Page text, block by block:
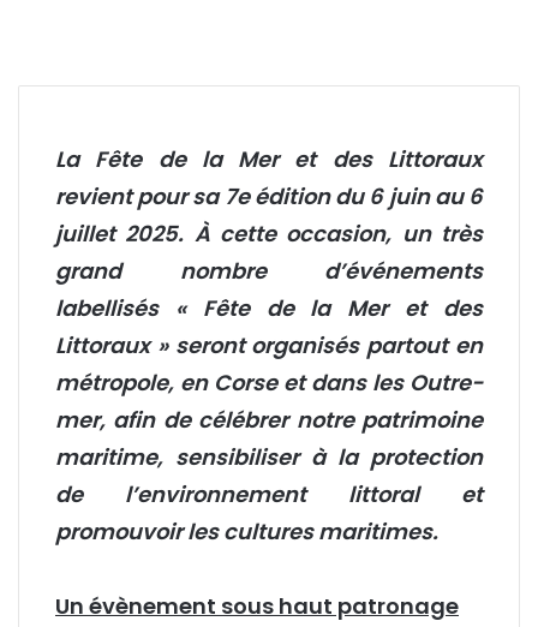
LaFête de la Mer et des Littoraux
revient pour sa 7e édition du 6 juin au 6
juillet 2025. À cette occasion, un très
grand nombre d’événements
labellisés « Fête de la Mer et des
Littoraux » seront organisés partout en
métropole, en Corse et dans les Outre-
mer, afin de célébrer notre patrimoine
maritime, sensibiliser à la protection
de l’environnement littoral et
promouvoir les cultures maritimes.
Un évènement sous haut patronage